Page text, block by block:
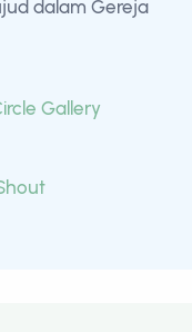
dalam Gereja
Gallery